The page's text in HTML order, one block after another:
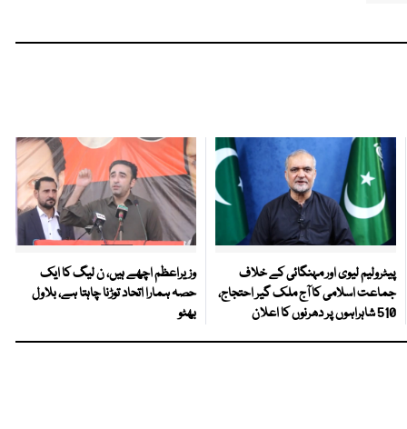
پیٹرولیم لیوی اور مہنگائی کے خلاف
جماعت اسلامی کا آج ملک گیر احتجاج،
510 شاہراہوں پر دھرنوں کا اعلان
وزیراعظم اچھے ہیں، ن لیگ کا ایک
حصہ ہمارا اتحاد توڑنا چاہتا ہے، بلاول
بھٹو